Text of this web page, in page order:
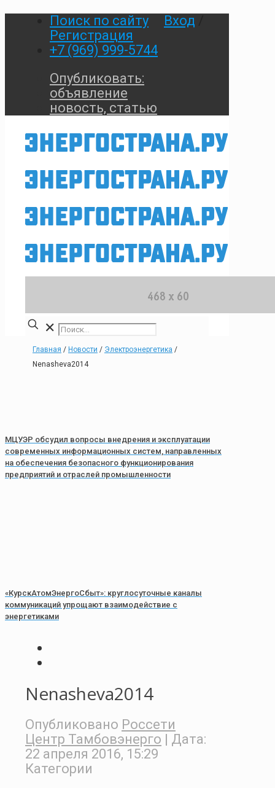
Поиск по сайту Вход
Регистрация
+7 (969) 999-5744
Опубликовать:
объявление
новость, статью
✕
Главная / Новости / Электроэнергетика /
Nenasheva2014
МЦУЭР обсудил вопросы внедрения и эксплуатации
современных информационных систем, направленных
на обеспечения безопасного функционирования
предприятий и отраслей промышленности
«КурскАтомЭнергоСбыт»: круглосуточные каналы
коммуникаций упрощают взаимодействие с
энергетиками
Nenasheva2014
Опубликовано Россети
Центр Тамбовэнерго | Дата:
22 апреля 2016, 15:29
Категории